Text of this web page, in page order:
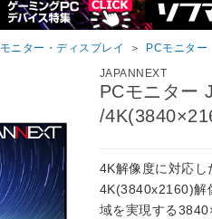
モニター・ディスプレイ ＞
PCモニター
JAPANNEXT
PCモニター
/
4K解像度に対応
4K(3840x2160)解
域を実現する